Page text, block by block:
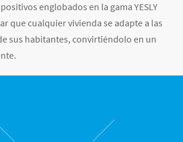
englobados en la gama YESLY
que cualquier vivienda se adapte a las
sus habitantes, convirtiéndolo en un